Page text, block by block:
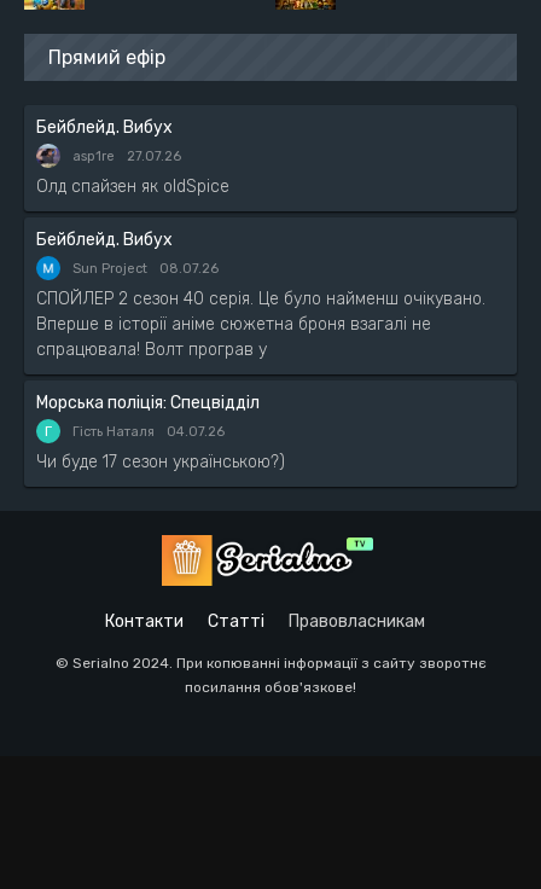
Прямий ефір
Бейблейд. Вибух
asp1re 27.07.26
Олд спайзен як oldSpice
Бейблейд. Вибух
Sun Project 08.07.26
СПОЙЛЕР 2 сезон 40 серія. Це було найменш очікувано.
Вперше в історії аніме сюжетна броня взагалі не
спрацювала! Волт програв у
Морська поліція: Спецвідділ
Г Гість Наталя 04.07.26
Чи буде 17 сезон українською?)
Контакти Статті Правовласникам
© Serialno 2024. При копюванні інформації з сайту зворотнє
посилання обов'язкове!